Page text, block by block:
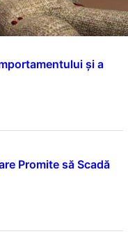
și a
Promite să Scadă